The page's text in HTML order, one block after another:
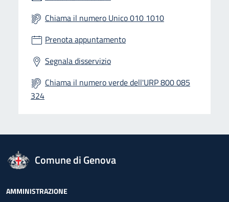
Chiama il numero Unico 010 1010
Prenota appuntamento
Segnala disservizio
Chiama il numero verde dell'URP 800 085
324
logo Unione Europea
Comune di Genova
Footer - Navigazione
AMMINISTRAZIONE